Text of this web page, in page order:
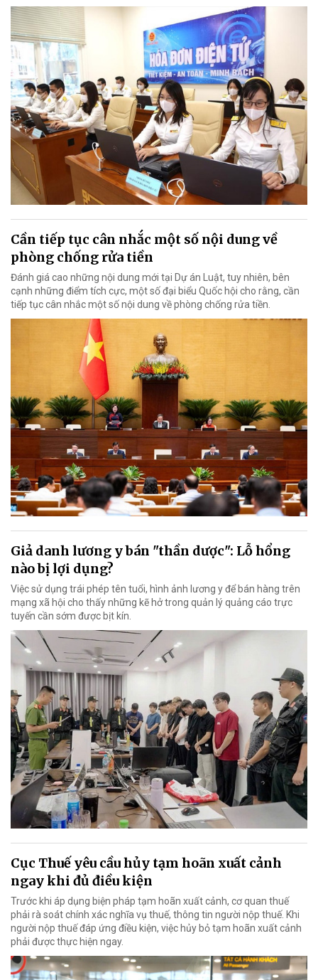
Cần tiếp tục cân nhắc một số nội dung về
phòng chống rửa tiền
Đánh giá cao những nội dung mới tại Dự án Luật, tuy nhiên, bên
cạnh những điểm tích cực, một số đại biểu Quốc hội cho rằng, cần
tiếp tục cân nhắc một số nội dung về phòng chống rửa tiền.
Giả danh lương y bán "thần dược": Lỗ hổng
nào bị lợi dụng?
Việc sử dụng trái phép tên tuổi, hình ảnh lương y để bán hàng trên
mạng xã hội cho thấy những kẽ hở trong quản lý quảng cáo trực
tuyến cần sớm được bịt kín.
Cục Thuế yêu cầu hủy tạm hoãn xuất cảnh
ngay khi đủ điều kiện
Trước khi áp dụng biện pháp tạm hoãn xuất cảnh, cơ quan thuế
phải rà soát chính xác nghĩa vụ thuế, thông tin người nộp thuế. Khi
người nộp thuế đáp ứng điều kiện, việc hủy bỏ tạm hoãn xuất cảnh
phải được thực hiện ngay.